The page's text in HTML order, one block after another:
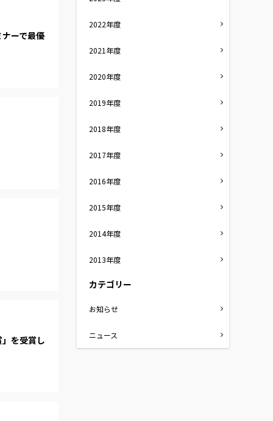
ーで最優
を受賞し
2022年度
2021年度
2020年度
2019年度
2018年度
2017年度
2016年度
2015年度
2014年度
2013年度
カテゴリー
お知らせ
ニュース